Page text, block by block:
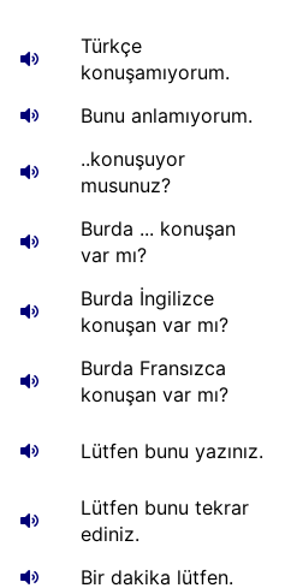
Türkçe
konuşamıyorum.
Bunu anlamıyorum.
..konuşuyor
musunuz?
Burda ... konuşan
var mı?
Burda İngilizce
konuşan var mı?
Burda Fransızca
konuşan var mı?
Lütfen bunu yazınız.
Lütfen bunu tekrar
ediniz.
Bir dakika lütfen.